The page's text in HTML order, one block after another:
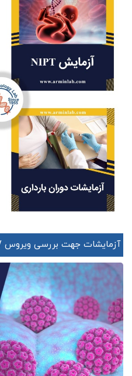
آزمایشات جهت بررسی ویروس HPV کدام است؟